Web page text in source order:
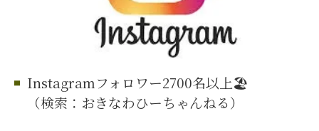
Instagramフォロワー2700名以上🏖️
（検索：おきなわひーちゃんねる）